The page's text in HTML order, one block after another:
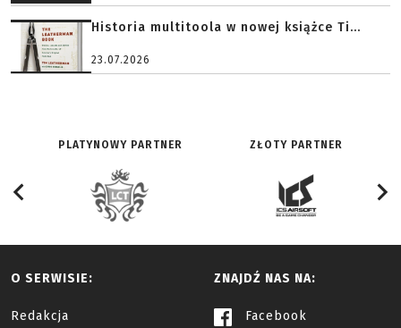
Historia multitoola w nowej książce Ti...
23.07.2026
PLATYNOWY PARTNER ZŁOTY PARTNER
O SERWISIE:
Redakcja
ZNAJDŹ NAS NA:
Facebook